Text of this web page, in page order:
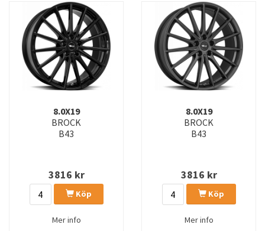
8.0X19
BROCK
B43
3816 kr
Köp
Mer info
8.0X19
BROCK
B43
3816 kr
Köp
Mer info